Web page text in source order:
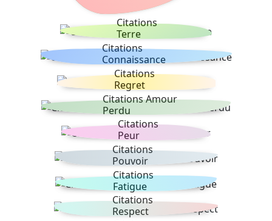
Citations
Terre
Citations
Connaissance
Citations
Regret
Citations Amour
Perdu
Citations
Peur
Citations
Pouvoir
Citations
Fatigue
Citations
Respect